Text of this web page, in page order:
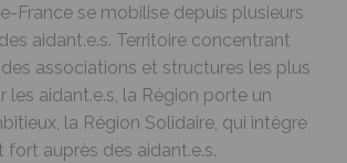
France se mobilise depuis plusieurs
aidant.e.s. Territoire concentrant
associations et structures les plus
les aidant.e.s, la Région porte un
la Région Solidaire, qui intègre
fort auprès des aidant.e.s.